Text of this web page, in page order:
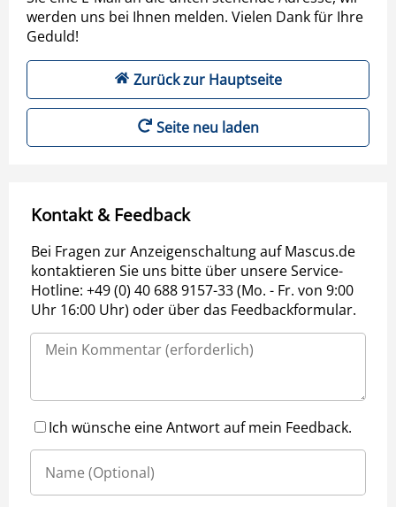
werden uns bei Ihnen melden. Vielen Dank für Ihre
Geduld!
Zurück zur Hauptseite
Seite neu laden
Kontakt & Feedback
Bei Fragen zur Anzeigenschaltung auf Mascus.de
kontaktieren Sie uns bitte über unsere Service-
Hotline: +49 (0) 40 688 9157-33 (Mo. - Fr. von 9:00
Uhr 16:00 Uhr) oder über das Feedbackformular.
Ich wünsche eine Antwort auf mein Feedback.